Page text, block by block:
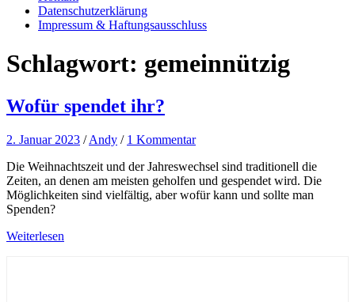
Datenschutzerklärung
Impressum & Haftungsausschluss
Schlagwort: gemeinnützig
Wofür spendet ihr?
2. Januar 2023 /Andy / 1 Kommentar
Die Weihnachtszeit und der Jahreswechsel sind traditionell die
Zeiten, an denen am meisten geholfen und gespendet wird. Die
Möglichkeiten sind vielfältig, aber wofür kann und sollte man
Spenden?
Weiterlesen